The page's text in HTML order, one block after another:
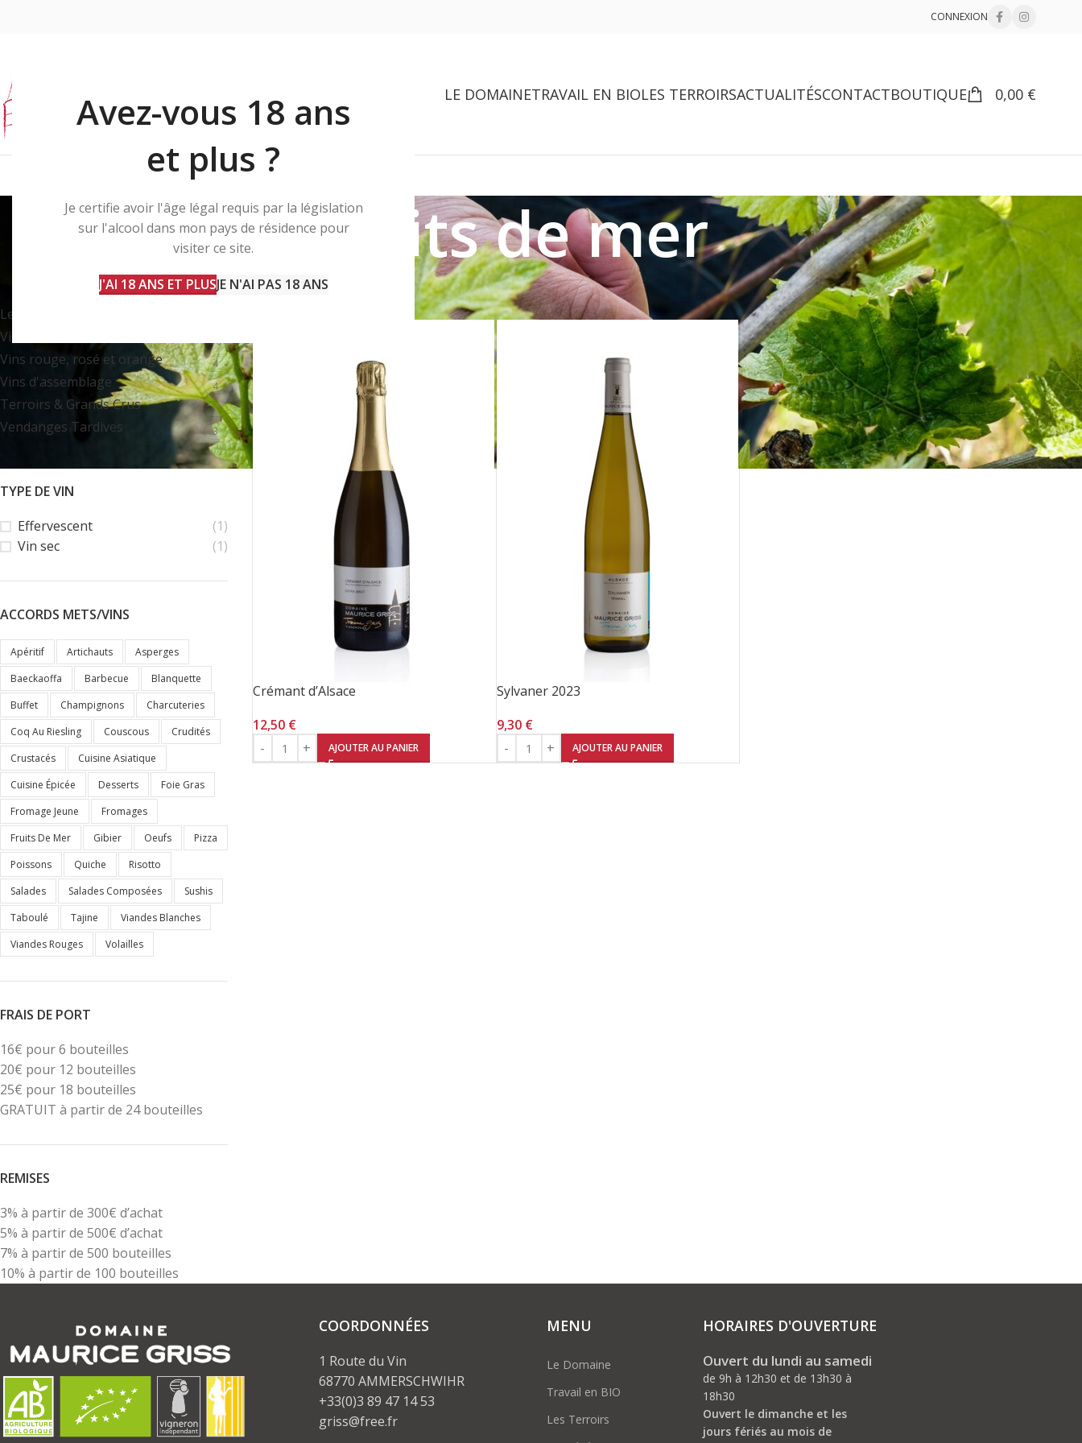
Avez-vous 18 ans
et plus ?
Je certifie avoir l'âge légal requis par la législation
sur l'alcool dans mon pays de résidence pour
visiter ce site.
J'AI 18 ANS ET PLUSJE N'AI PAS 18 ANS
CONNEXION
LE DOMAINETRAVAIL EN BIOLES TERROIRSACTUALITÉSCONTACTBOUTIQUE 0,00 €
fruits de mer
Les bulles
Vins blancs d'Alsace 10
Vins rouge, rosé et orange 4
Vins d'assemblage 4
Terroirs & Grands Crus 7
Vendanges Tardives 3
TYPE DE VIN
Effervescent
(1)
Vin sec
(1)
ACCORDS METS/VINS
Apéritif Artichauts
Asperges
Baeckaoffa
Barbecue
Blanquette
Buffet
Champignons
Charcuteries
Coq Au Riesling
Couscous
Crudités
Crustacés
Cuisine Asiatique
Cuisine Épicée
Desserts
Foie Gras
Fromage Jeune
Fromages
Fruits De Mer
Gibier Oeufs
Pizza
Poissons
Quiche
Risotto
Salades
Salades Composées
Sushis
Taboulé
Tajine
Viandes Blanches
Viandes Rouges
Volailles
FRAIS DE PORT
16€ pour 6 bouteilles
20€ pour 12 bouteilles
25€ pour 18 bouteilles
GRATUIT à partir de 24 bouteilles
REMISES
3% à partir de 300€ d’achat
5% à partir de 500€ d’achat
7% à partir de 500 bouteilles
10% à partir de 100 bouteilles
Accueil Produits identifiés “fruits de mer” Voir 18 24
Crémant d’Alsace
12,50 €
AJOUTER AU PANIER
Sylvaner 2023
9,30 €
AJOUTER AU PANIER
COORDONNÉES
1 Route du Vin
68770 AMMERSCHWIHR
+33(0)3 89 47 14 53
griss@free.fr
MENU
Le Domaine
Travail en BIO
Les Terroirs
HORAIRES D'OUVERTURE
Ouvert du lundi au samedi
de 9h à 12h30 et de 13h30 à
18h30
Ouvert le dimanche et les
jours fériés au mois de